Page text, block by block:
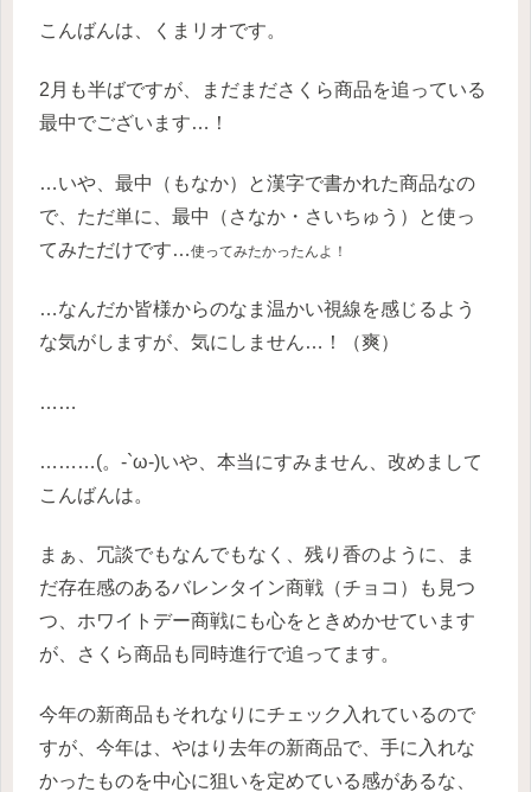
こんばんは、くまリオです。
2月も半ばですが、まだまださくら商品を追っている
最中でございます…！
…いや、最中（もなか）と漢字で書かれた商品なの
で、ただ単に、最中（さなか・さいちゅう）と使っ
てみただけです…使ってみたかったんよ！
…なんだか皆様からのなま温かい視線を感じるよう
な気がしますが、気にしません…！（爽）
……
………(。-`ω-)いや、本当にすみません、改めまして
こんばんは。
まぁ、冗談でもなんでもなく、残り香のように、ま
だ存在感のあるバレンタイン商戦（チョコ）も見つ
つ、ホワイトデー商戦にも心をときめかせています
が、さくら商品も同時進行で追ってます。
今年の新商品もそれなりにチェック入れているので
すが、今年は、やはり去年の新商品で、手に入れな
かったものを中心に狙いを定めている感があるな、